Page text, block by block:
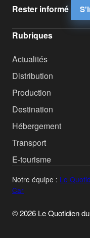
Rester informé
Rubriques
Actualités
Distribution
Production
Destination
Hébergement
Transport
E-tourisme
Notre équipe : Le
Car
© 2026 Le Quotidien